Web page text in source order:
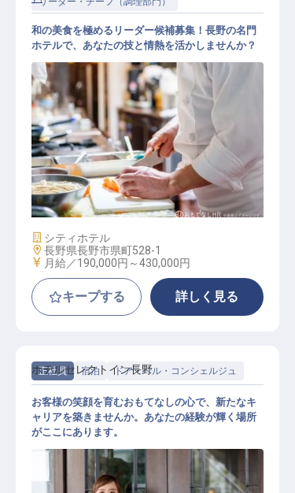
和食調理（リーダー候補）
和の美食を極めるリーダー候補募集！長野の名門
ホテルで、あなたの技と情熱を活かしませんか？
施設業態
シティホテル
勤務地
長野県長野市県町528-1
給与
月給／190,000円～430,000円
キープする 詳しく見る
正社員 宿泊 ドア・ベル・コンシェルジュ
ホテルセレクトイン長野
お客様の笑顔を育むおもてなしの心で、新たなキ
ャリアを築きませんか。あなたの経験が輝く場所
がここにあります。